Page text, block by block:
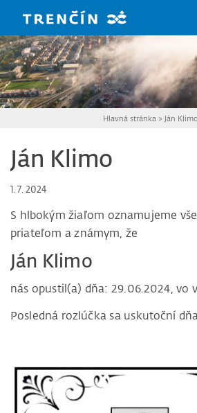
Hlavná stránka > Ján Klimo
Ján Klimo
1. 7. 2024
S hlbokým žiaľom oznamujeme
priateľom a známym, že
Ján Klimo
nás opustil(a) dňa: 29.06.2024, vo
Posledná rozlúčka sa uskutoční